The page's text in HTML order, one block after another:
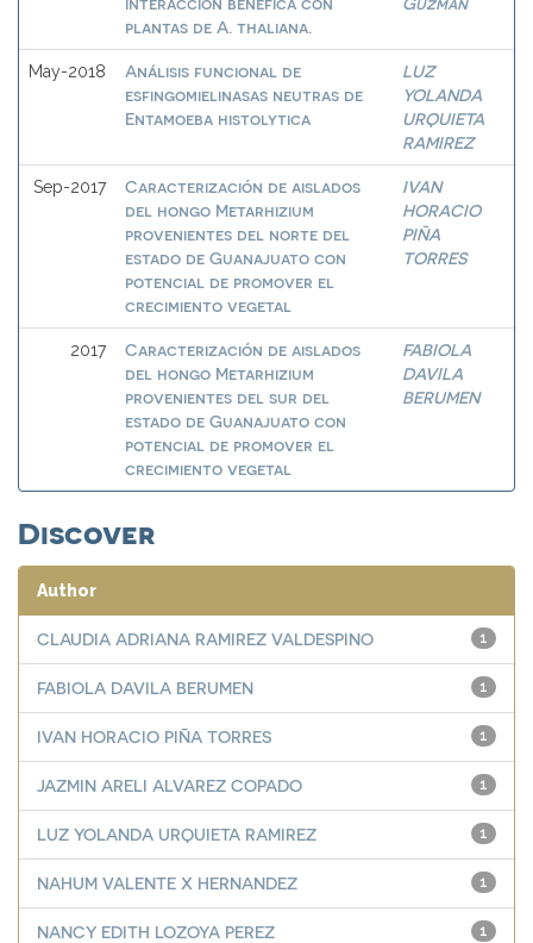
plantas de A. thaliana.
May-2018
Análisis funcional de
esfingomielinasas neutras de
Entamoeba histolytica
LUZ
YOLANDA
URQUIETA
RAMIREZ
Sep-2017
Caracterización de aislados
del hongo Metarhizium
provenientes del norte del
estado de Guanajuato con
potencial de promover el
crecimiento vegetal
IVAN
HORACIO
PIÑA
TORRES
2017
Caracterización de aislados
del hongo Metarhizium
provenientes del sur del
estado de Guanajuato con
potencial de promover el
crecimiento vegetal
FABIOLA
DAVILA
BERUMEN
Discover
Author
1
CLAUDIA ADRIANA RAMIREZ VALDESPINO
1
FABIOLA DAVILA BERUMEN
1
IVAN HORACIO PIÑA TORRES
1
JAZMIN ARELI ALVAREZ COPADO
1
LUZ YOLANDA URQUIETA RAMIREZ
1
NAHUM VALENTE X HERNANDEZ
1
NANCY EDITH LOZOYA PEREZ